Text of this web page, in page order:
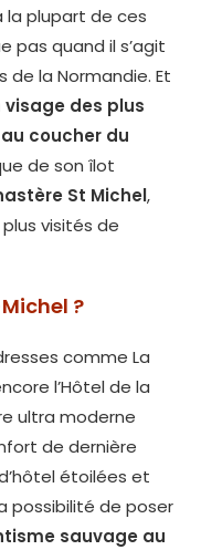
la plupart de ces
pas quand il s’agit
la Normandie. Et
visage des plus
coucher du
de son îlot
St Michel,
visités de
?
comme La
l’Hôtel de la
ultra moderne
de dernière
étoilées et
possibilité de poser
sauvage au